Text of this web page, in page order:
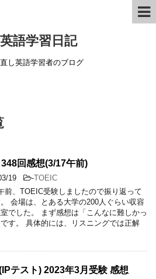
語学習日記
し英語学習者のブログ
回感想(3/17午前)
19 -TOEIC
前、TOEIC受験しましたので振り返って
会場は、とある大学の200人ぐらい収容
でした。 まず感想は「こんなに難しかっ
す。 具体的には、リスニングでは正解
テスト) 2023年3月受験 感想